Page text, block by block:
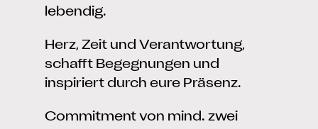
lebendig.
Herz, Zeit und Verantwortung,
schafft Begegnungen und
inspiriert durch eure Präsenz.
Commitment von mind. zwei